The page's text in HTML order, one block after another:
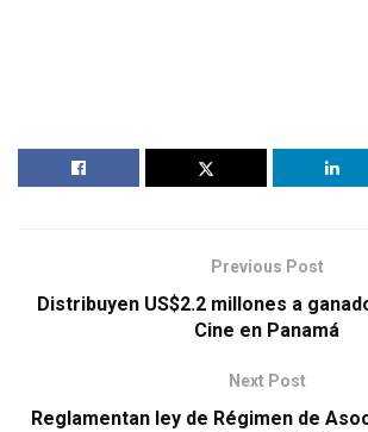
Previous Post
Distribuyen US$2.2 millones a
Cine en Panamá
Next Post
Reglamentan ley de Régimen de